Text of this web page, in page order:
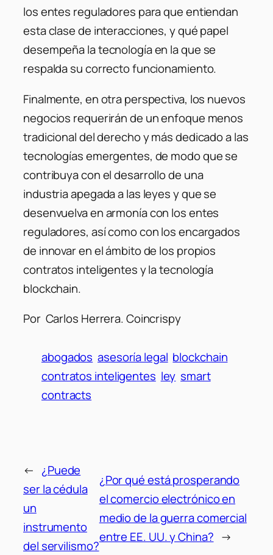
los entes reguladores para que entiendan
esta clase de interacciones, y qué papel
desempeña la tecnología en la que se
respalda su correcto funcionamiento.
Finalmente, en otra perspectiva, los nuevos
negocios requerirán de un enfoque menos
tradicional del derecho y más dedicado a las
tecnologías emergentes, de modo que se
contribuya con el desarrollo de una
industria apegada a las leyes y que se
desenvuelva en armonía con los entes
reguladores, así como con los encargados
de innovar en el ámbito de los propios
contratos inteligentes y la tecnología
blockchain.
Por Carlos Herrera. Coincrispy
abogados asesoría legal blockchain
contratos inteligentes ley smart
contracts
← ¿Puede
ser la cédula
un
instrumento
del servilismo?
¿Por qué está prosperando
el comercio electrónico en
medio de la guerra comercial
entre EE. UU. y China? →